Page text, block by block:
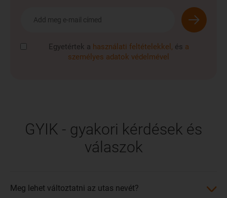
Egyetértek a használati feltételekkel, és a
személyes adatok védelmével
GYIK - gyakori kérdések és
válaszok
Meg lehet változtatni az utas nevét?